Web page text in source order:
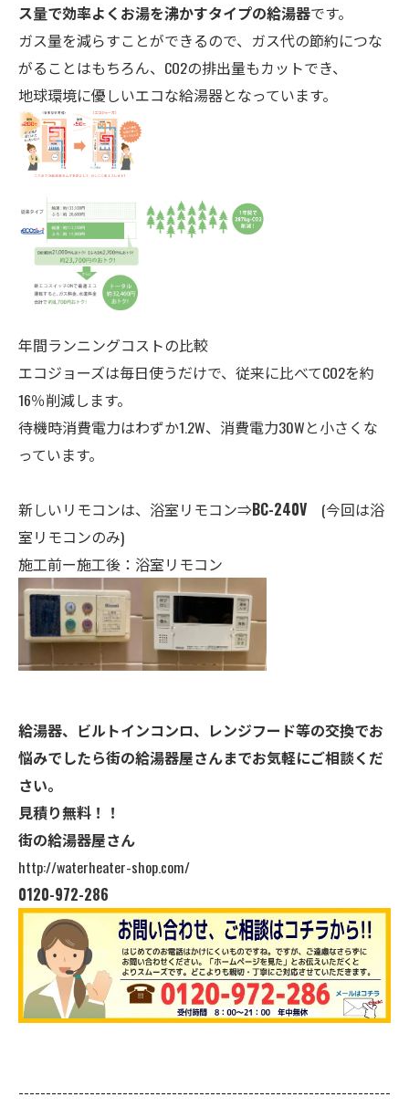
ス量で効率よくお湯を沸かすタイプの給湯器です。
ガス量を減らすことができるので、ガス代の節約につな
がることはもちろん、CO2の排出量もカットでき、
地球環境に優しいエコな給湯器となっています。
年間ランニングコストの比較
エコジョーズは毎日使うだけで、従来に比べてCO2を約
16％削減します。
待機時消費電力はわずか1.2W、消費電力30Wと小さくな
っています。
新しいリモコンは、 浴室リモコン⇒BC-240V (今回は浴
室リモコンのみ)
施工前ー施工後：浴室リモコン
給湯器、ビルトインコンロ、レンジフード等の交換でお
悩みでしたら街の給湯器屋さんまでお気軽にご相談くだ
さい。
見積り無料！！
街の給湯器屋さん
http://waterheater-shop.com/
0120-972-286
--------------------------------------------------------------------